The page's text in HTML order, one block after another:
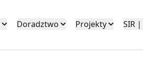
Doradztwo Projekty SIR |